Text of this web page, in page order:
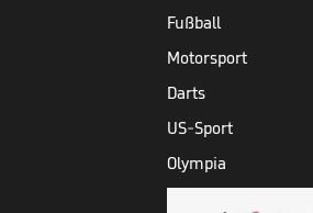
Fußball
Motorsport
Darts
US-Sport
Olympia